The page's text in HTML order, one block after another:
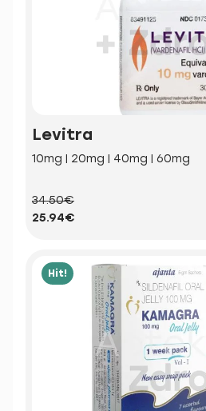
Levitra
10mg | 20mg | 40mg | 60mg
34.50€
25.94€
Hit!